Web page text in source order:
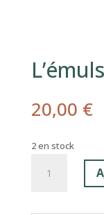
20,00 €
2 en stock